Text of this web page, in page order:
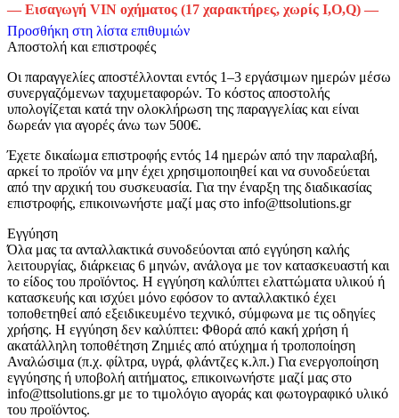
— Εισαγωγή VIN οχήματος (17 χαρακτήρες, χωρίς I,O,Q) —
Προσθήκη στη λίστα επιθυμιών
Αποστολή και επιστροφές
Οι παραγγελίες αποστέλλονται εντός 1–3 εργάσιμων ημερών μέσω
συνεργαζόμενων ταχυμεταφορών. Το κόστος αποστολής
υπολογίζεται κατά την ολοκλήρωση της παραγγελίας και είναι
δωρεάν για αγορές άνω των 500€.
Έχετε δικαίωμα επιστροφής εντός 14 ημερών από την παραλαβή,
αρκεί το προϊόν να μην έχει χρησιμοποιηθεί και να συνοδεύεται
από την αρχική του συσκευασία. Για την έναρξη της διαδικασίας
επιστροφής, επικοινωνήστε μαζί μας στο info@ttsolutions.gr
Εγγύηση
Όλα μας τα ανταλλακτικά συνοδεύονται από εγγύηση καλής
λειτουργίας, διάρκειας 6 μηνών, ανάλογα με τον κατασκευαστή και
το είδος του προϊόντος. Η εγγύηση καλύπτει ελαττώματα υλικού ή
κατασκευής και ισχύει μόνο εφόσον το ανταλλακτικό έχει
τοποθετηθεί από εξειδικευμένο τεχνικό, σύμφωνα με τις οδηγίες
χρήσης. Η εγγύηση δεν καλύπτει: Φθορά από κακή χρήση ή
ακατάλληλη τοποθέτηση Ζημιές από ατύχημα ή τροποποίηση
Αναλώσιμα (π.χ. φίλτρα, υγρά, φλάντζες κ.λπ.) Για ενεργοποίηση
εγγύησης ή υποβολή αιτήματος, επικοινωνήστε μαζί μας στο
info@ttsolutions.gr με το τιμολόγιο αγοράς και φωτογραφικό υλικό
του προϊόντος.